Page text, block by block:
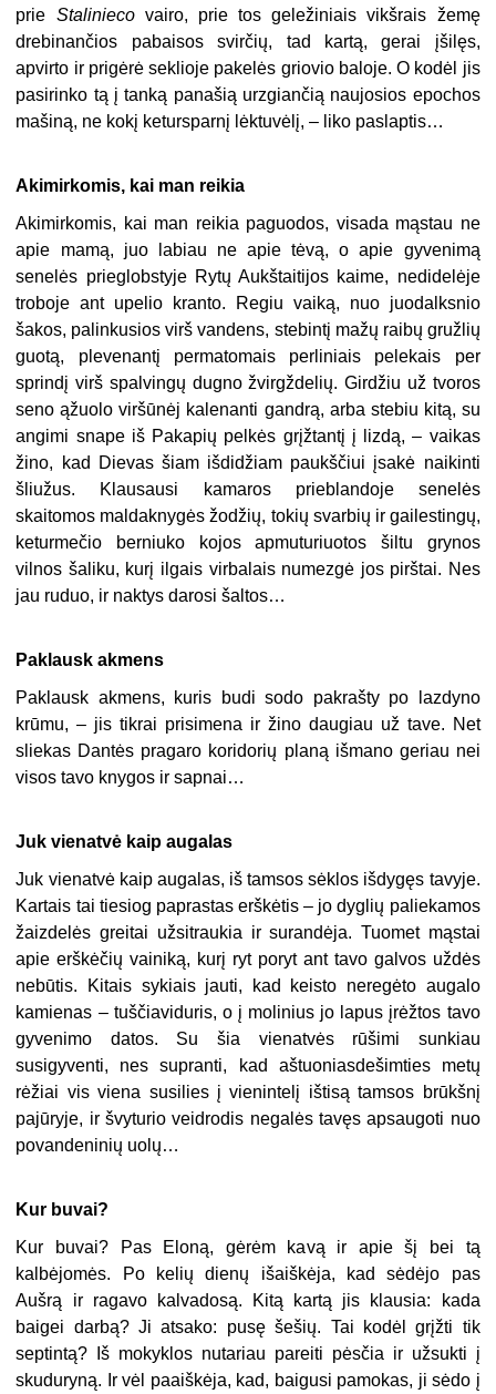
prie Staliniecovairo, prie tos geležiniais vikšrais žemę
drebinančios pabaisos svirčių, tad kartą, gerai įšilęs,
apvirto ir prigėrė seklioje pakelės griovio baloje. O kodėl jis
pasirinko tą į tanką panašią urzgiančią naujosios epochos
mašiną, ne kokį ketursparnį lėktuvėlį, – liko paslaptis…
Akimirkomis, kai man reikia
Akimirkomis, kai man reikia paguodos, visada mąstau ne
apie mamą, juo labiau ne apie tėvą, o apie gyvenimą
senelės prieglobstyje Rytų Aukštaitijos kaime, nedidelėje
troboje ant upelio kranto. Regiu vaiką, nuo juodalksnio
šakos, palinkusios virš vandens, stebintį mažų raibų gružlių
guotą, plevenantį permatomais perliniais pelekais per
sprindį virš spalvingų dugno žvirgždelių. Girdžiu už tvoros
seno ąžuolo viršūnėj kalenanti gandrą, arba stebiu kitą, su
angimi snape iš Pakapių pelkės grįžtantį į lizdą, – vaikas
žino, kad Dievas šiam išdidžiam paukščiui įsakė naikinti
šliužus. Klausausi kamaros prieblandoje senelės
skaitomos maldaknygės žodžių, tokių svarbių ir gailestingų,
keturmečio berniuko kojos apmuturiuotos šiltu grynos
vilnos šaliku, kurį ilgais virbalais numezgė jos pirštai. Nes
jau ruduo, ir naktys darosi šaltos…
Paklausk akmens
Paklausk akmens, kuris budi sodo pakrašty po lazdyno
krūmu, – jis tikrai prisimena ir žino daugiau už tave. Net
sliekas Dantės pragaro koridorių planą išmano geriau nei
visos tavo knygos ir sapnai…
Juk vienatvė kaip augalas
Juk vienatvė kaip augalas, iš tamsos sėklos išdygęs tavyje.
Kartais tai tiesiog paprastas erškėtis – jo dyglių paliekamos
žaizdelės greitai užsitraukia ir surandėja. Tuomet mąstai
apie erškėčių vainiką, kurį ryt poryt ant tavo galvos uždės
nebūtis. Kitais sykiais jauti, kad keisto neregėto augalo
kamienas – tuščiaviduris, o į molinius jo lapus įrėžtos tavo
gyvenimo datos. Su šia vienatvės rūšimi sunkiau
susigyventi, nes supranti, kad aštuoniasdešimties metų
rėžiai vis viena susilies į vienintelį ištisą tamsos brūkšnį
pajūryje, ir švyturio veidrodis negalės tavęs apsaugoti nuo
povandeninių uolų…
Kur buvai?
Kur buvai? Pas Eloną, gėrėm kavą ir apie šį bei tą
kalbėjomės. Po kelių dienų išaiškėja, kad sėdėjo pas
Aušrą ir ragavo kalvadosą. Kitą kartą jis klausia: kada
baigei darbą? Ji atsako: pusę šešių. Tai kodėl grįžti tik
septintą? Iš mokyklos nutariau pareiti pėsčia ir užsukti į
skuduryną. Ir vėl paaiškėja, kad, baigusi pamokas, ji sėdo į